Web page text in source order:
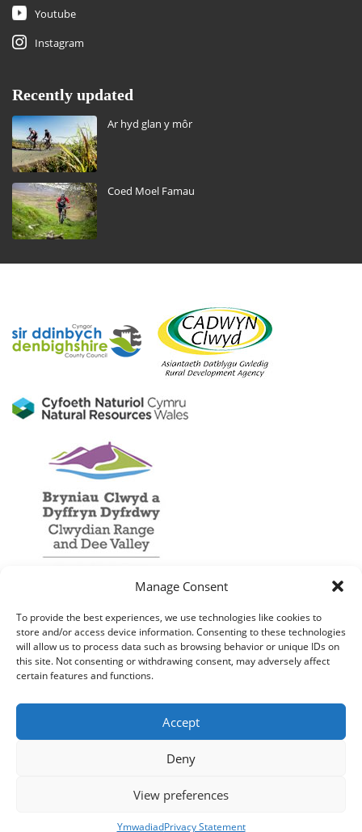
Manage Consent
To provide the best experiences, we use technologies like cookies to
store and/or access device information. Consenting to these technologies
will allow us to process data such as browsing behavior or unique IDs on
this site. Not consenting or withdrawing consent, may adversely affect
certain features and functions.
Accept
Deny
View preferences
YmwadiadPrivacy Statement
Youtube
Instagram
Recently updated
Ar hyd glan y môr
Coed Moel Famau